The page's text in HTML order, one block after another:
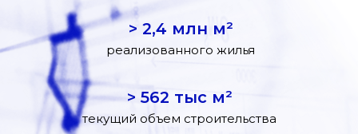
реализованного жилья
> 2,4 млн м²
> 562 тыс м²
текущий объем строительства